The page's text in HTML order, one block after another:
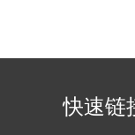
快速链